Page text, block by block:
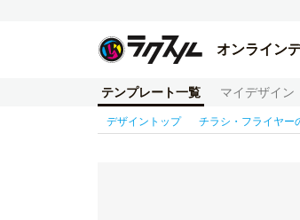
オンライン
テンプレート一覧 マイデザイン
デザイントップ チラシ・フライヤー